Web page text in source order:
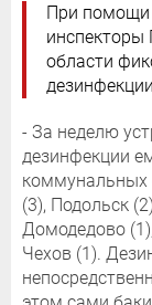
При помощи
инспекторы
области
- За неделю
дезинфекции
коммунальных
(3), Подольск
Домодедово
Чехов (1).